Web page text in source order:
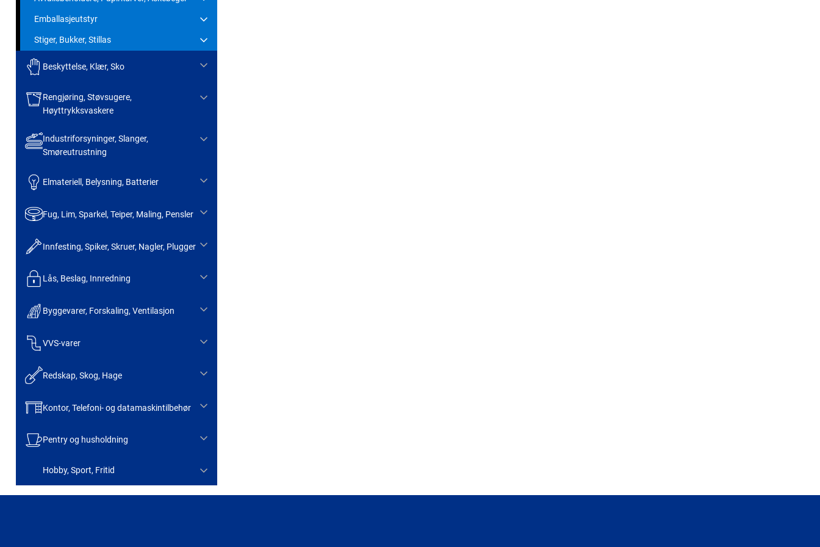
Emballasjeutstyr
Stiger, Bukker, Stillas
Beskyttelse, Klær, Sko
Rengjøring, Støvsugere,
Høyttrykksvaskere
Industriforsyninger, Slanger,
Smøreutrustning
Elmateriell, Belysning, Batterier
Fug, Lim, Sparkel, Teiper, Maling, Pensler
Innfesting, Spiker, Skruer, Nagler, Plugger
Lås, Beslag, Innredning
Byggevarer, Forskaling, Ventilasjon
VVS-varer
Redskap, Skog, Hage
Kontor, Telefoni- og datamaskintilbehør
Pentry og husholdning
Hobby, Sport, Fritid